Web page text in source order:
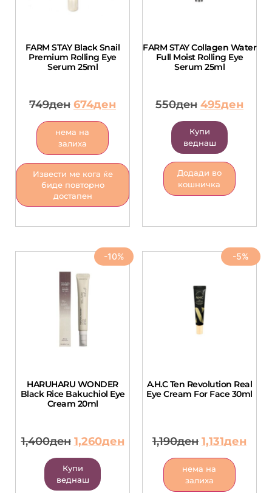
FARM STAY Black Snail
Premium Rolling Eye
Serum 25ml
749ден 674ден
нема на
залиха
Извести ме кога ќе
биде повторно
достапен
FARM STAY Collagen Water
Full Moist Rolling Eye
Serum 25ml
550ден 495ден
Купи
веднаш
Додади во
кошничка
-10%
HARUHARU WONDER
Black Rice Bakuchiol Eye
Cream 20ml
1,400ден 1,260ден
Купи
веднаш
-5%
A.H.C Ten Revolution Real
Eye Cream For Face 30ml
1,190ден 1,131ден
нема на
залиха